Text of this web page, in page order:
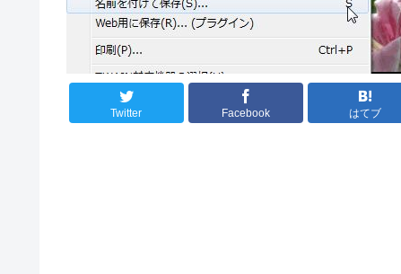
Twitter Facebook はてブ